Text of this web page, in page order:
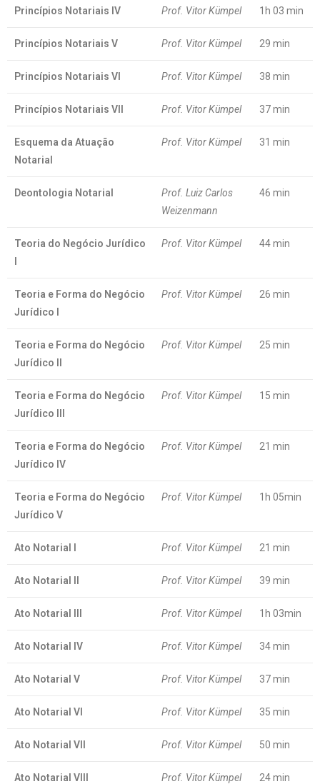
Princípios Notariais IV Prof. Vitor Kümpel 1h 03 min
Princípios Notariais V Prof. Vitor Kümpel 29 min
Princípios Notariais VI Prof. Vitor Kümpel 38 min
Princípios Notariais VII Prof. Vitor Kümpel 37 min
Esquema da Atuação
Notarial
Prof. Vitor Kümpel 31 min
Deontologia Notarial
Prof. Luiz Carlos
Weizenmann
46 min
Teoria do Negócio Jurídico
Prof. Vitor Kümpel 44 min
Teoria e Forma do Negócio
Jurídico I
Prof. Vitor Kümpel 26 min
Teoria e Forma do Negócio
Jurídico II
Prof. Vitor Kümpel 25 min
Teoria e Forma do Negócio
Jurídico III
Prof. Vitor Kümpel 15 min
Teoria e Forma do Negócio
Jurídico IV
Prof. Vitor Kümpel 21 min
Teoria e Forma do Negócio
Jurídico V
Prof. Vitor Kümpel 1h 05min
Ato Notarial I Prof. Vitor Kümpel 21 min
Ato Notarial II Prof. Vitor Kümpel 39 min
Ato Notarial III Prof. Vitor Kümpel 1h 03min
Ato Notarial IV Prof. Vitor Kümpel 34 min
Ato Notarial V Prof. Vitor Kümpel 37 min
Ato Notarial VI Prof. Vitor Kümpel 35 min
Ato Notarial VII Prof. Vitor Kümpel 50 min
Ato Notarial VIII Prof. Vitor Kümpel 24 min